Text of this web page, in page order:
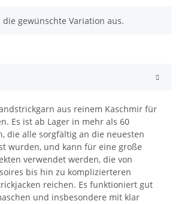
gewünschte Variation aus.
aus reinem Kaschmir für
Es ist ab Lager in mehr als 60
die alle sorgfältig an die neuesten
wurden, und kann für eine große
verwendet werden, die von
bis hin zu komplizierteren
reichen. Es funktioniert gut
und insbesondere mit klar